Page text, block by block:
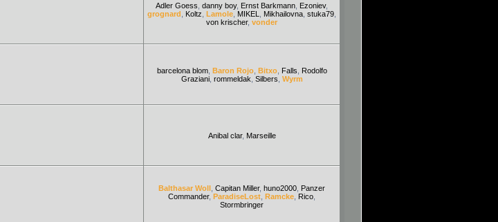
Adler Goess danny boy, Ernst Barkmann Ezoniev,
grognard
Koltz Lamole MIKEL Mikhailovna stuka79
von krischer, vonder
barcelona blom, Baron Rojo, Bitxo, Falls
Rodolfo
Graziani, rommeldak Silbers Wyrm
Anibal clar, Marseille
Balthasar Woll Capitan Miller, huno2000 Panzer
Commander, ParadiseLost Ramcke Rico
Stormbringer